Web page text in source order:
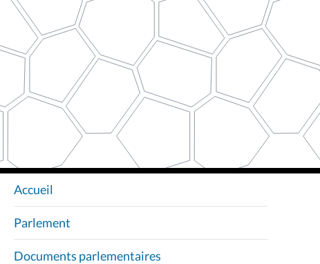
N
A
V
I
Accueil
Parlement
Documents parlementaires